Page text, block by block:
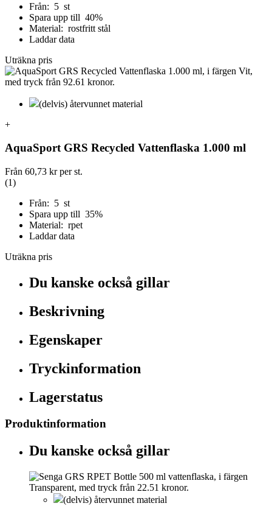
Från: 5 st
Spara upp till 40%
Material: rostfritt stål
Laddar data
Uträkna pris
(delvis) återvunnet material
+
AquaSport GRS Recycled Vattenflaska 1.000 ml
Från 60,73 krper st.
(1)
Från: 5 st
Spara upp till 35%
Material: rpet
Laddar data
Uträkna pris
Du kanske också gillar
Beskrivning
Egenskaper
Tryckinformation
Lagerstatus
Produktinformation
Du kanske också gillar
(delvis) återvunnet material